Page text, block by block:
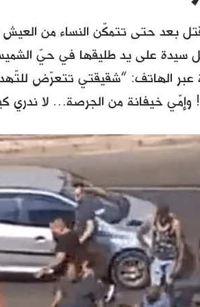
بعد حتى تتمكّن النساء من
سيدة على يد طليقها في حيّ
عبر الهاتف: “شقيقتي تتعرّض
وإمّي خيفانة من الجرصة… لا